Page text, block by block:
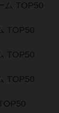
ム TOP50
TOP50
TOP50
TOP50